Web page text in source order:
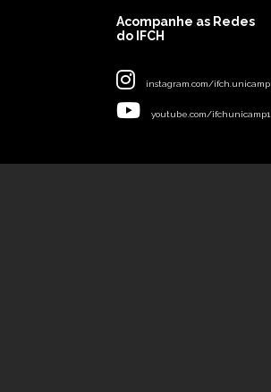
Acompanhe as Redes
do IFCH
instagram.com/ifch.unicamp
youtube.com/ifchunicamp1